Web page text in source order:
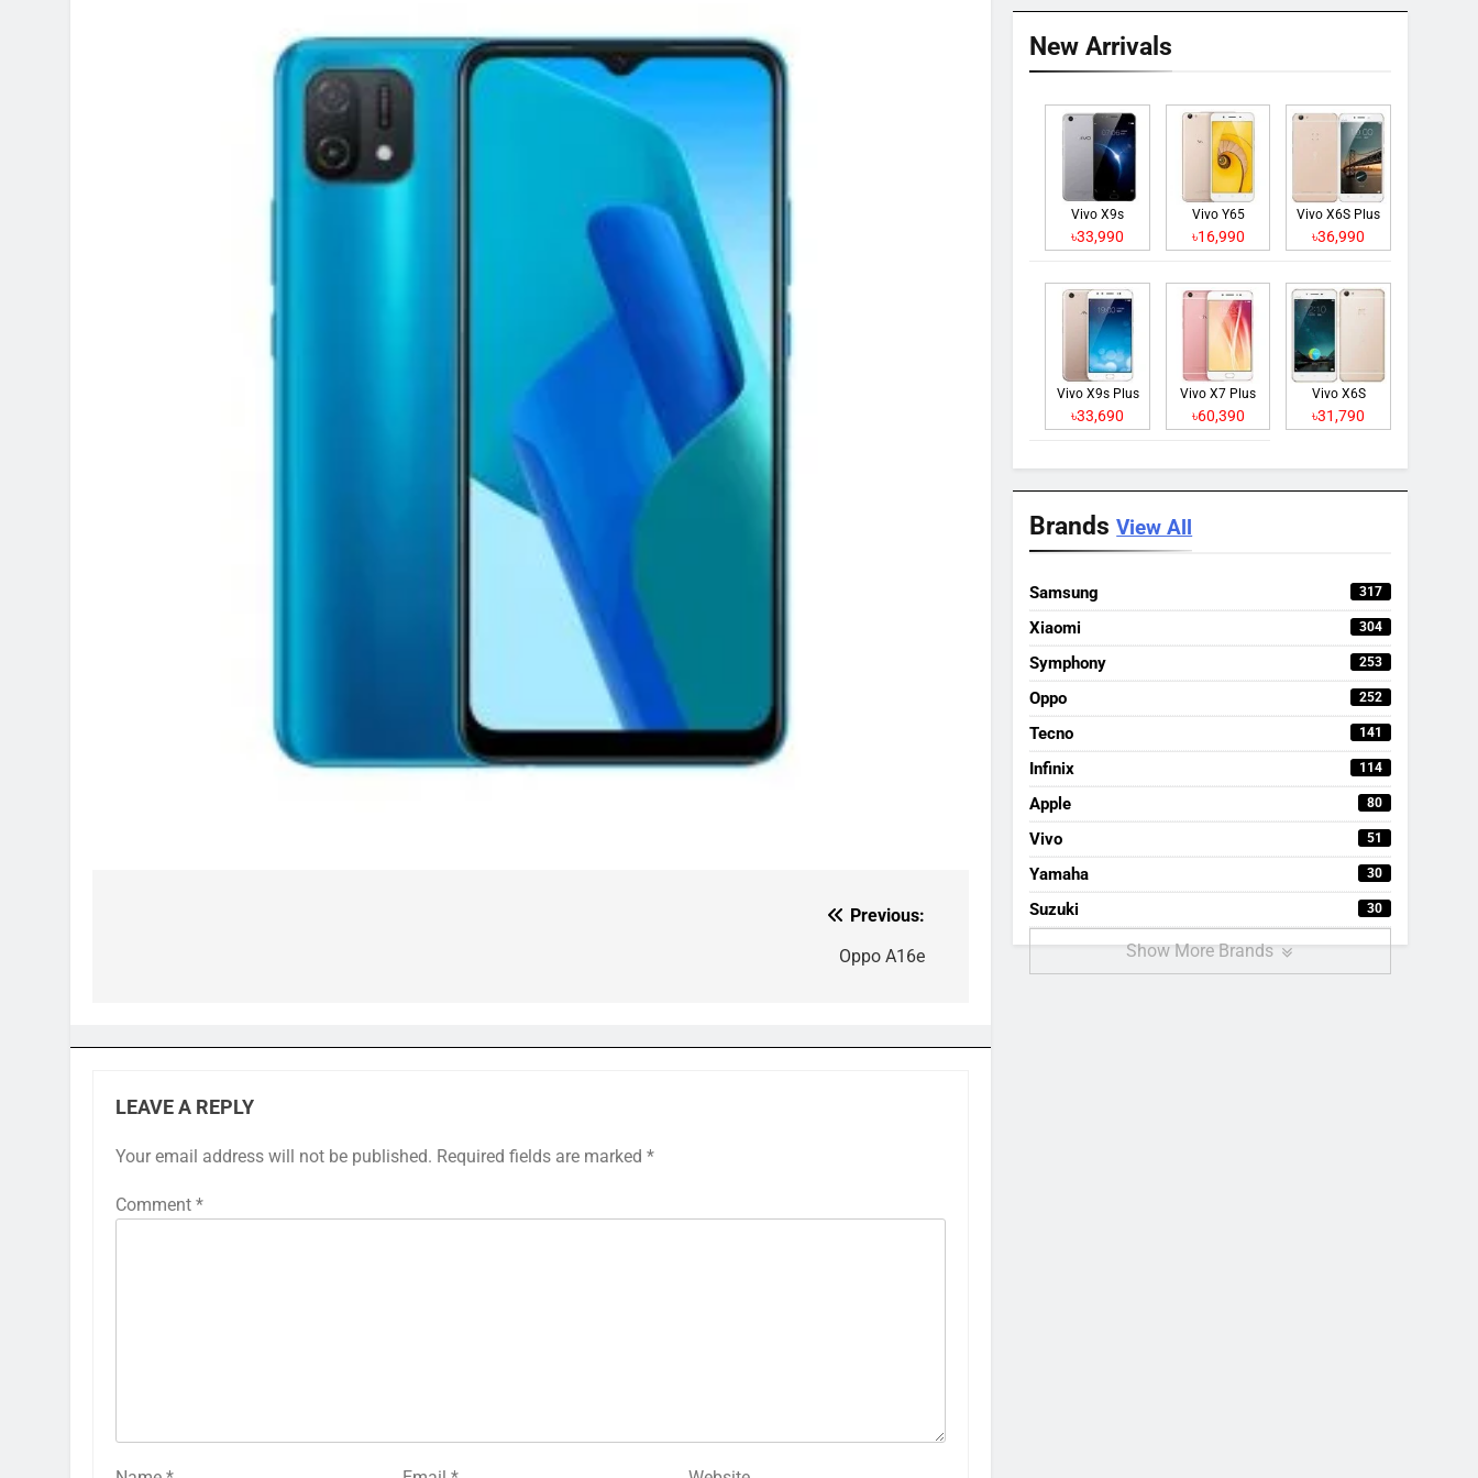
Previous:
Oppo A16e
LEAVE A REPLY
Your email address will not be published. Required fields are marked *
Comment *
New Arrivals
Vivo X9s
৳33,990
Vivo Y65
৳16,990
Vivo X6S Plus
৳36,990
Vivo X9s Plus
৳33,690
Vivo X7 Plus
৳60,390
Vivo X6S
৳31,790
BrandsView All
Samsung 317
Xiaomi 304
Symphony 253
Oppo 252
Tecno 141
Infinix 114
Apple 80
Vivo 51
Yamaha 30
Suzuki 30
Show More Brands